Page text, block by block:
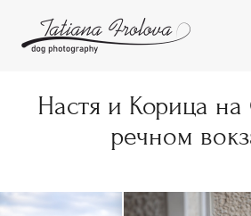
Настя и Корица
речном